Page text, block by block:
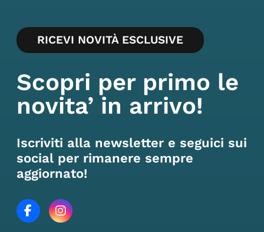
RICEVI NOVITÀ ESCLUSIVE
Scopri per primo le
novita’ in arrivo!
Iscriviti alla newsletter e seguici sui
social per rimanere sempre
aggiornato!